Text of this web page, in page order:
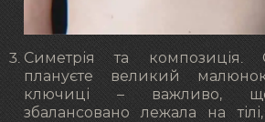
Симетрія та композиція.
плануєте великий
ключиці – важливо,
збалансовано лежала на